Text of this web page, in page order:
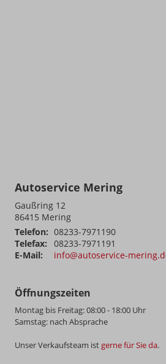
Autoservice Mering
Gaußring 12
86415 Mering
Telefon: 08233-7971190
Telefax:
08233-7971191
E-Mail:
info@autoservice-
Öffnungszeiten
Montag bis Freitag: 08:00 - 18:00 Uhr
Samstag: nach Absprache
Unser Verkaufsteam ist gerne für Sie da.